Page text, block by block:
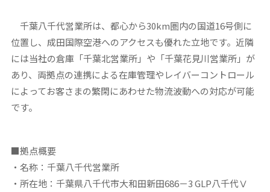
千葉八千代営業所は、都心から30km圏内の国道16号側に
位置し、成田国際空港へのアクセスも優れた立地です。近隣
には当社の倉庫「千葉北営業所」や「千葉花見川営業所」が
あり、両拠点の連携による在庫管理やレイバーコントロール
によってお客さまの繁閑にあわせた物流波動への対応が可能
です。
■拠点概要
・名称：千葉八千代営業所
・所在地：千葉県八千代市大和田新田686－3 GLP八千代Ⅴ